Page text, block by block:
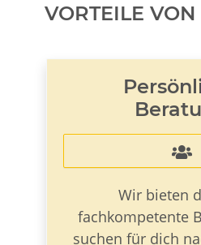
VORTEILE

Wir bieten
fachkompetente
suchen für dich